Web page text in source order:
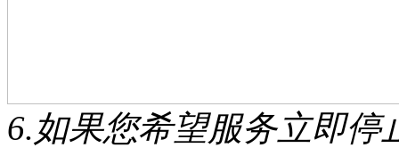
6.如果您希望服务立即